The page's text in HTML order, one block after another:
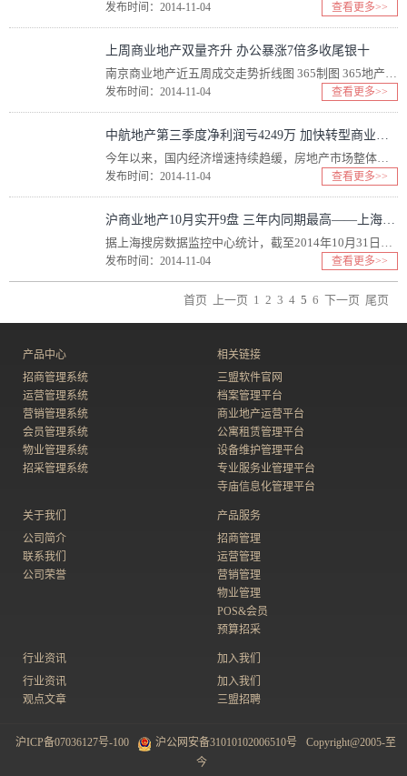
发布时间：2014-11-04 查看更多>>
上周商业地产双量齐升 办公暴涨7倍多收尾银十
南京商业地产近五周成交走势折线图 365制图 365地产家居网 南京讯 “银十”...
发布时间：2014-11-04 查看更多>>
中航地产第三季度净利润亏4249万 加快转型商业地产
今年以来，国内经济增速持续趋缓，房地产市场整体下行，指标显示，房地产投资增速继续回落，销售回款占比出现下滑，市场库存压力持续加大。中航地产同样受到大环境影响。 ...
发布时间：2014-11-04 查看更多>>
沪商业地产10月实开9盘 三年内同期最高——上海商业地产2014年10月开盘总结
据上海搜房数据监控中心统计，截至2014年10月31日，10月申城商业地产共计9项目新开或加推，总开盘数环比持平，同比上涨12.5%，为三年内同期最高值。就具体物业...
发布时间：2014-11-04 查看更多>>
首页 上一页 1 2 3 4 5 6 下一页 尾页
产品中心
招商管理系统
运营管理系统
营销管理系统
会员管理系统
物业管理系统
招采管理系统
相关链接
三盟软件官网
档案管理平台
商业地产运营平台
公寓租赁管理平台
设备维护管理平台
专业服务业管理平台
寺庙信息化管理平台
关于我们
公司简介
联系我们
公司荣誉
产品服务
招商管理
运营管理
营销管理
物业管理
POS&会员
预算招采
行业资讯
行业资讯
观点文章
加入我们
加入我们
三盟招聘
沪ICP备07036127号-100 沪公网安备31010102006510号
Copyright@2005-至
今